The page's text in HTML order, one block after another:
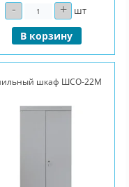
- Количество+ шт
В корзину
шкаф ШСО-22М